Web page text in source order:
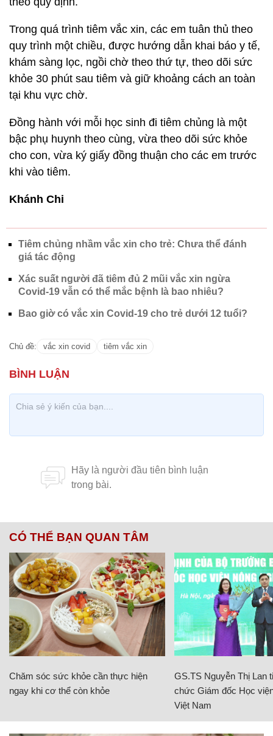
Trong quá trình tiêm vắc xin, các em tuân thủ theo
quy trình một chiều, được hướng dẫn khai báo y tế,
khám sàng lọc, ngồi chờ theo thứ tự, theo dõi sức
khỏe 30 phút sau tiêm và giữ khoảng cách an toàn
tại khu vực chờ.
Đồng hành với mỗi học sinh đi tiêm chủng là một
bậc phụ huynh theo cùng, vừa theo dõi sức khỏe
cho con, vừa ký giấy đồng thuận cho các em trước
khi vào tiêm.
Khánh Chi
Tiêm chủng nhầm vắc xin cho trẻ: Chưa thể đánh
giá tác động
Xác suất người đã tiêm đủ 2 mũi vắc xin ngừa
Covid-19 vẫn có thể mắc bệnh là bao nhiêu?
Bao giờ có vắc xin Covid-19 cho trẻ dưới 12 tuổi?
Chủ đề: vắc xin covid tiêm vắc xin
CÓ THỂ BẠN QUAN TÂM
Chăm sóc sức khỏe cần thực hiện
ngay khi cơ thể còn khỏe
GS.TS Nguyễn Thị Lan
chức Giám đốc Học
Việt Nam